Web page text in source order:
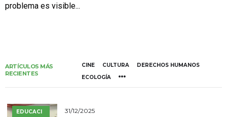
problema es visible...
ARTÍCULOS MÁS
RECIENTES
CINE CULTURA
DERECHOS HUMANOS
ECOLOGÍA
EDUCACI
31/12/2025